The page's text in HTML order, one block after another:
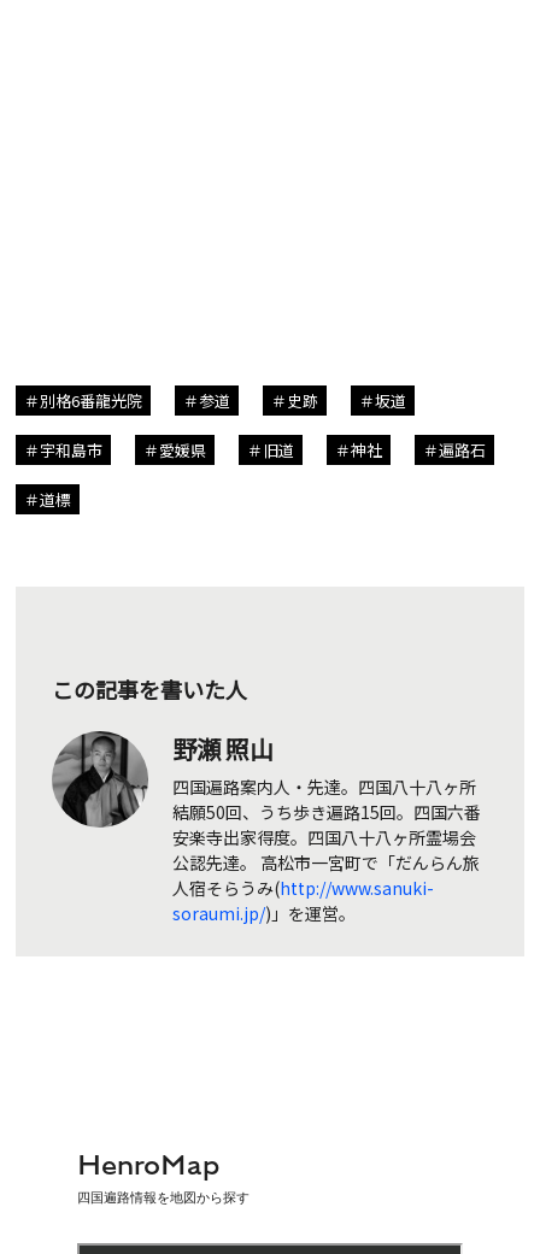
別格6番龍光院 参道 史跡 坂道
宇和島市 愛媛県 旧道 神社 遍路石
道標
この記事を書いた人
野瀬 照山
四国遍路案内人・先達。四国八十八ヶ所
結願50回、うち歩き遍路15回。四国六番
安楽寺出家得度。四国八十八ヶ所霊場会
公認先達。 高松市一宮町で「だんらん旅
人宿そらうみ(http://www.sanuki-
soraumi.jp/)」を運営。
HenroMap
四国遍路情報を地図から探す